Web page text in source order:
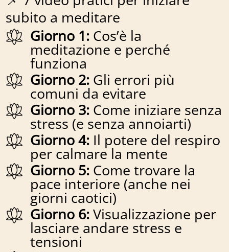
subito a meditare
Giorno 1:Cos’è la
meditazione e perché
funziona
Giorno 2:Gli errori più
comuni da evitare
Giorno 3:Come iniziare senza
stress (e senza annoiarti)
Giorno 4:Il potere del respiro
per calmare la mente
Giorno 5:Come trovare la
pace interiore (anche nei
giorni caotici)
Giorno 6:Visualizzazione per
lasciare andare stress e
tensioni